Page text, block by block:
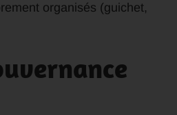
organisés (guichet,